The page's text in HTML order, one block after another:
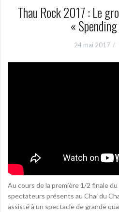
Thau Rock 2017 : Le
«
24 mai 2017
Au cours de la première 1/2 finale
spectateurs présents au Chai du
assisté à un spectacle de grande